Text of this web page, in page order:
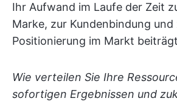
Ihr Aufwand im Laufe der Zeit
Marke, zur Kundenbindung und
Positionierung im Markt
Wie verteilen Sie Ihre
sofortigen Ergebnissen und